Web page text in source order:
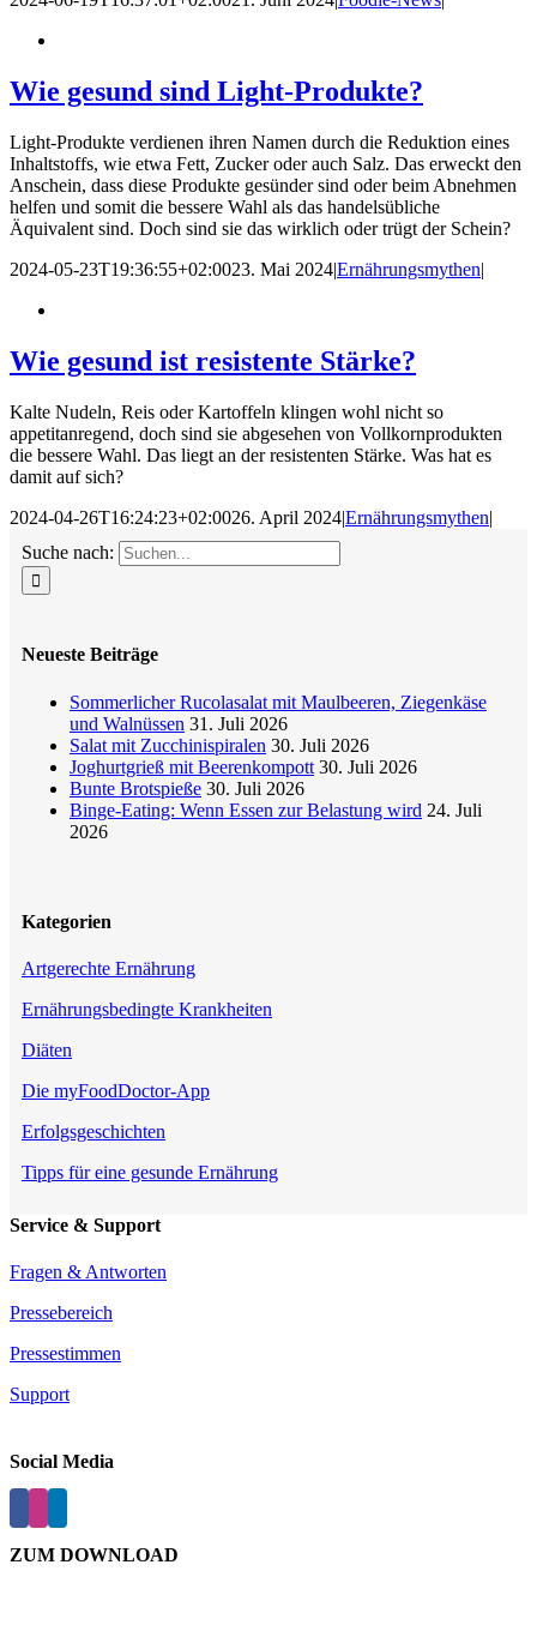
Wie gesund sind Light-Produkte?
Light-Produkte verdienen ihren Namen durch die Reduktion eines
Inhaltstoffs, wie etwa Fett, Zucker oder auch Salz. Das erweckt den
Anschein, dass diese Produkte gesünder sind oder beim Abnehmen
helfen und somit die bessere Wahl als das handelsübliche
Äquivalent sind. Doch sind sie das wirklich oder trügt der Schein?
2024-05-23T19:36:55+02:0023. Mai 2024|Ernährungsmythen|
Wie gesund ist resistente Stärke?
Kalte Nudeln, Reis oder Kartoffeln klingen wohl nicht so
appetitanregend, doch sind sie abgesehen von Vollkornprodukten
die bessere Wahl. Das liegt an der resistenten Stärke. Was hat es
damit auf sich?
2024-04-26T16:24:23+02:0026. April 2024|Ernährungsmythen|
Suche nach:
Neueste Beiträge
Sommerlicher Rucolasalat mit Maulbeeren, Ziegenkäse
und Walnüssen 31. Juli 2026
Salat mit Zucchinispiralen 30. Juli 2026
Joghurtgrieß mit Beerenkompott 30. Juli 2026
Bunte Brotspieße 30. Juli 2026
Binge-Eating: Wenn Essen zur Belastung wird 24. Juli
2026
Kategorien
Artgerechte Ernährung
Ernährungsbedingte Krankheiten
Diäten
Die myFoodDoctor-App
Erfolgsgeschichten
Tipps für eine gesunde Ernährung
Service & Support
Fragen & Antworten
Pressebereich
Pressestimmen
Support
Social Media
ZUM DOWNLOAD